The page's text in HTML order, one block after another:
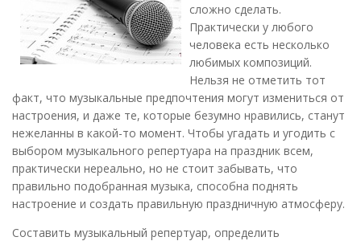
сложно сделать.
Практически у любого
человека есть несколько
любимых композиций.
Нельзя не отметить тот
факт, что музыкальные предпочтения могут измениться от
настроения, и даже те, которые безумно нравились, станут
нежеланны в какой-то момент. Чтобы угадать и угодить с
выбором музыкального репертуара на праздник всем,
практически нереально, но не стоит забывать, что
правильно подобранная музыка, способна поднять
настроение и создать правильную праздничную атмосферу.
Составить музыкальный репертуар, определить